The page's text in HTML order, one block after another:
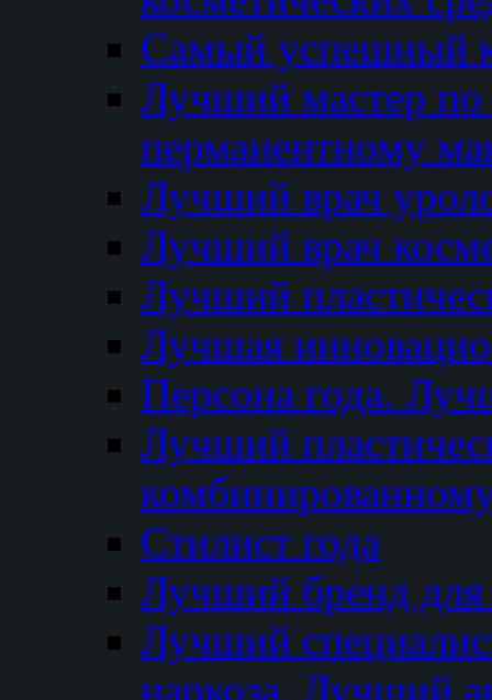
Самый успешный
Лучший мастер по
перманентному
Лучший врач
Лучший врач
Лучший
Лучшая
Персона года.
Лучший
Стилист года
Лучший бренд
Лучший
наркоза. Лучший